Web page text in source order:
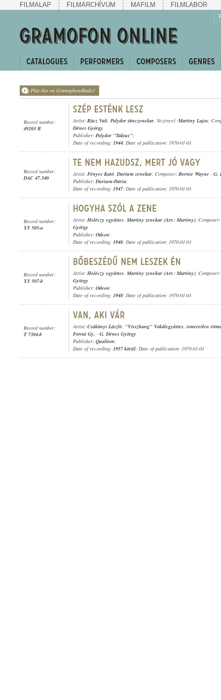
FILMALAP FILMARCHÍVUM MAFILM FILMLABOR
Play this on GramophoneRadio!
Record number:
49203 B
Artist: Rácz Vali, Polydor tánczenekar, Vezényel: Martiny Lajos;
Dénes György
Publisher: Polydor "Taktus";
Date of recording: 1944; Date of publication: 1970-01-01
Record number:
DAC 47.340
Artist: Fényes Kató,Durium zenekar; Composer: Bernie Wayne - G.
Publisher:Durium-Patria;
Date of recording: 1947; Date of publication: 1970-01-01
Record number:
XY 505-a
Artist: Holéczy együttes, Martiny zenekar (Arr.: Martiny);
György
Publisher: Odeon;
Date of recording: 1948; Date of publication: 1970-01-01
Record number:
XY 507-b
Artist: Holéczy együttes, Martiny zenekar (Arr.: Martiny);
György
Publisher: Odeon;
Date of recording: 1948; Date of publication: 1970-01-01
Record number:
T 7304-b
Artist: Csákányi László, "Visszhang" Vokálegyüttes, ismeretlen
Forrai Gy. - G. Dénes György
Publisher: Qualiton;
Date of recording: 1957 körül; Date of publication: 1970-01-01